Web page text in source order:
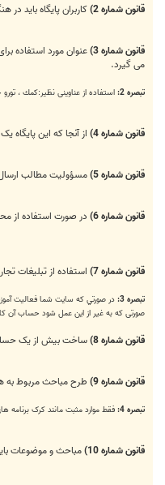
قانون شماره 2) کاربران پایگاه باید
قانون شماره 3)
عنوان مورد استفاده
می گیرد.
تبصره 2: استفاده از عناوینی نظیر:كمك ،
قانون شماره 4) از آنجا که این پایگاه
قانون شماره 5) مسؤولیت مطالب
قانون شماره 6) در صورت استفاده از
قانون شماره 7) استفاده از تبلیغات
تبصره 3:
در صورتي كه سايت شما فعاليت
صورتی که به غیر از این عمل شود حساب آن
قانون شماره 8) ساخت بیش از یک حساب
قانون شماره 9) طرح مباحث مربوط به
تبصره 4: فقط موارد مثبت مانند کرک برنامه
قانون شماره 10) مباحث و موضوعات